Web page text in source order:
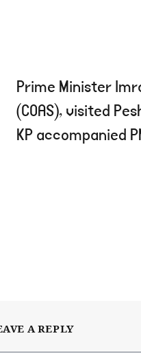
Prime Minister
(COAS), visited
KP accompanied
A REPLY